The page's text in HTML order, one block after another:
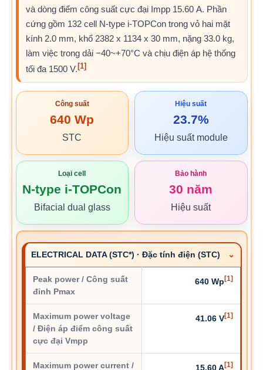
và dòng điểm công suất cực đại Impp 15.60 A. Phần
cứng gồm 132 cell N-type i-TOPCon trong vỏ hai mặt
kính 2.0 mm, khổ 2382 x 1134 x 30 mm, nặng 33.0 kg,
làm việc trong dải −40~+70°C và chịu điện áp hệ thống
tối đa 1500 V. [1]
Công suất
640 Wp
STC
Hiệu suất
23.7%
Hiệu suất module
Loại cell
N-type i-TOPCon
Bifacial dual glass
Bảo hành
30 năm
Hiệu suất
ELECTRICAL DATA (STC*) · Đặc tính điện (STC)
Peak power / Công suất
đỉnh Pmax
640 Wp [1]
Maximum power voltage
/ Điện áp điểm công suất
cực đại Vmpp
41.06 V[1]
Maximum power current / 15.60 A[1]